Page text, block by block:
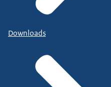
Downloads